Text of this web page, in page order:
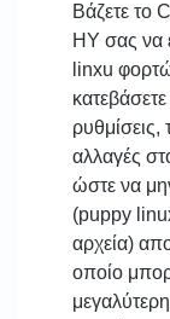
Βάζετε το
ΗΥ σας να
linxu
ρυθμίσεις,
αλλαγές
ώστε να
(puppy
αρχεία)
οποίο